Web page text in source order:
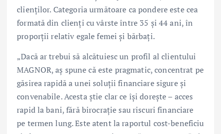
clienților. Categoria următoare ca pondere este cea
formată din clienți cu vârste între 35 și 44 ani, în
proporții relativ egale femei și bărbați.
„Dacă ar trebui să alcătuiesc un profil al clientului
MAGNOR, aș spune că este pragmatic, concentrat pe
găsirea rapidă a unei soluții financiare sigure și
convenabile. Acesta știe clar ce își dorește – acces
rapid la bani, fără birocrație sau riscuri financiare
pe termen lung. Este atent la raportul cost-beneficiu